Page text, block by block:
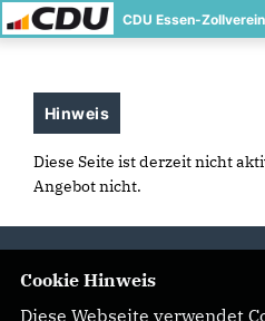
CDU Essen-Zollverein
Hinweis
Diese Seite ist derzeit nicht
Angebot nicht.
Cookie Hinweis
Diese Webseite verwendet